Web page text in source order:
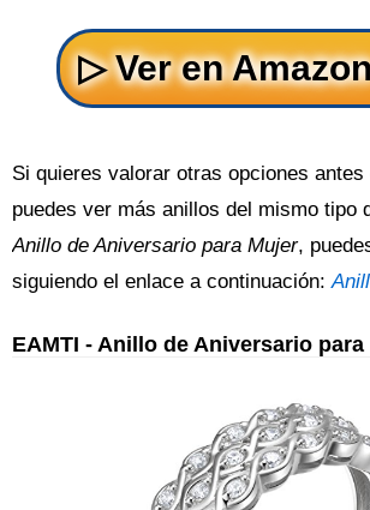
Si quieres valorar otras opciones antes
puedes ver más anillos del mismo tipo
Anillo de Aniversario para Mujer,
siguiendo el enlace a continuación:
EAMTI - Anillo de Aniversario para